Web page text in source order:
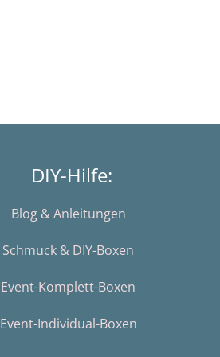
DIY-Hilfe:
Blog & Anleitungen
Schmuck & DIY-Boxen
Event-Komplett-Boxen
Event-Individual-Boxen